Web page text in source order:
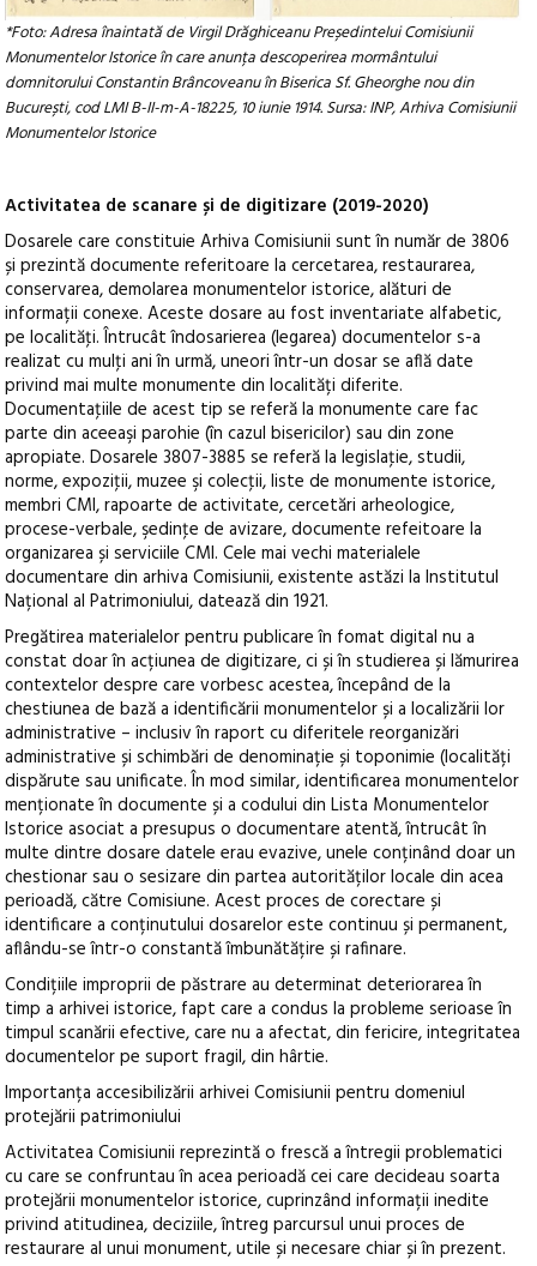
*Foto: Adresa înaintată de Virgil Drăghiceanu Președintelui Comisiunii
Monumentelor Istorice în care anunța descoperirea mormântului
domnitorului Constantin Brâncoveanu în Biserica Sf. Gheorghe nou din
București, cod LMI B-II-m-A-18225, 10 iunie 1914. Sursa: INP, Arhiva Comisiunii
Monumentelor Istorice
Activitatea de scanare și de digitizare (2019-2020)
Dosarele care constituie Arhiva Comisiunii sunt în număr de 3806
și prezintă documente referitoare la cercetarea, restaurarea,
conservarea, demolarea monumentelor istorice, alături de
informații conexe. Aceste dosare au fost inventariate alfabetic,
pe localităţi. Întrucât îndosarierea (legarea) documentelor s-a
realizat cu mulţi ani în urmă, uneori într-un dosar se află date
privind mai multe monumente din localități diferite.
Documentaţiile de acest tip se referă la monumente care fac
parte din aceeaşi parohie (în cazul bisericilor) sau din zone
apropiate. Dosarele 3807-3885 se referă la legislaţie, studii,
norme, expoziţii, muzee şi colecţii, liste de monumente istorice,
membri CMI, rapoarte de activitate, cercetări arheologice,
procese-verbale, şedinţe de avizare, documente refeitoare la
organizarea și serviciile CMI. Cele mai vechi materialele
documentare din arhiva Comisiunii, existente astăzi la Institutul
Național al Patrimoniului, datează din 1921.
Pregătirea materialelor pentru publicare în fomat digital nu a
constat doar în acțiunea de digitizare, ci și în studierea și lămurirea
contextelor despre care vorbesc acestea, începând de la
chestiunea de bază a identificării monumentelor și a localizării lor
administrative – inclusiv în raport cu diferitele reorganizări
administrative și schimbări de denominație și toponimie (localități
dispărute sau unificate. În mod similar, identificarea monumentelor
menționate în documente și a codului din Lista Monumentelor
Istorice asociat a presupus o documentare atentă, întrucât în
multe dintre dosare datele erau evazive, unele conținând doar un
chestionar sau o sesizare din partea autorităților locale din acea
perioadă, către Comisiune. Acest proces de corectare și
identificare a conținutului dosarelor este continuu și permanent,
aflându-se într-o constantă îmbunătățire și rafinare.
Condițiile improprii de păstrare au determinat deteriorarea în
timp a arhivei istorice, fapt care a condus la probleme serioase în
timpul scanării efective, care nu a afectat, din fericire, integritatea
documentelor pe suport fragil, din hârtie.
Importanța accesibilizării arhivei Comisiunii pentru domeniul
protejării patrimoniului
Activitatea Comisiunii reprezintă o frescă a întregii problematici
cu care se confruntau în acea perioadă cei care decideau soarta
protejării monumentelor istorice, cuprinzând informații inedite
privind atitudinea, deciziile, întreg parcursul unui proces de
restaurare al unui monument, utile și necesare chiar și în prezent.